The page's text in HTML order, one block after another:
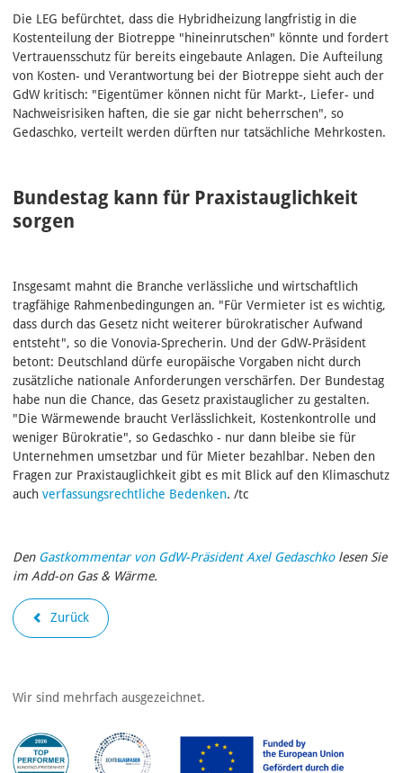
Die LEG befürchtet, dass die Hybridheizung langfristig in die
Kostenteilung der Biotreppe "hineinrutschen" könnte und fordert
Vertrauensschutz für bereits eingebaute Anlagen. Die Aufteilung
von Kosten- und Verantwortung bei der Biotreppe sieht auch der
GdW kritisch: "Eigentümer können nicht für Markt-, Liefer- und
Nachweisrisiken haften, die sie gar nicht beherrschen", so
Gedaschko, verteilt werden dürften nur tatsächliche Mehrkosten.
Bundestag kann für Praxistauglichkeit
sorgen
Insgesamt mahnt die Branche verlässliche und wirtschaftlich
tragfähige Rahmenbedingungen an. "Für Vermieter ist es wichtig,
dass durch das Gesetz nicht weiterer bürokratischer Aufwand
entsteht", so die Vonovia-Sprecherin. Und der GdW-Präsident
betont: Deutschland dürfe europäische Vorgaben nicht durch
zusätzliche nationale Anforderungen verschärfen. Der Bundestag
habe nun die Chance, das Gesetz praxistauglicher zu gestalten.
"Die Wärmewende braucht Verlässlichkeit, Kostenkontrolle und
weniger Bürokratie", so Gedaschko - nur dann bleibe sie für
Unternehmen umsetzbar und für Mieter bezahlbar. Neben den
Fragen zur Praxistauglichkeit gibt es mit Blick auf den Klimaschutz
auch verfassungsrechtliche Bedenken. /tc
Den Gastkommentar von GdW-Präsident Axel Gedaschkolesen Sie
im Add-on Gas & Wärme.
Zurück
Wir sind mehrfach ausgezeichnet.